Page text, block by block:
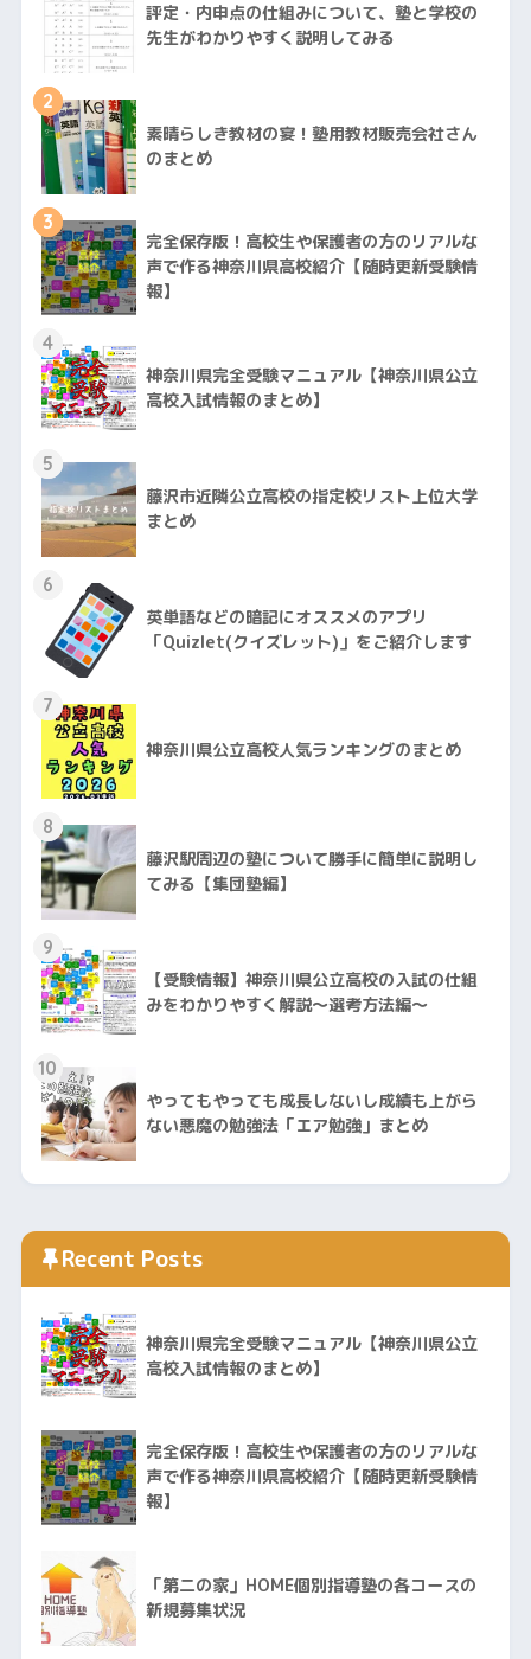
評定・内申点の仕組みについて、塾と学校の
先生がわかりやすく説明してみる
2
素晴らしき教材の宴！塾用教材販売会社さん
のまとめ
3
完全保存版！高校生や保護者の方のリアルな
声で作る神奈川県高校紹介【随時更新受験情
報】
4
神奈川県完全受験マニュアル【神奈川県公立
高校入試情報のまとめ】
5
藤沢市近隣公立高校の指定校リスト上位大学
まとめ
6
英単語などの暗記にオススメのアプリ
「Quizlet(クイズレット)」をご紹介します
7
神奈川県公立高校人気ランキングのまとめ
8
藤沢駅周辺の塾について勝手に簡単に説明し
てみる【集団塾編】
9
【受験情報】神奈川県公立高校の入試の仕組
みをわかりやすく解説〜選考方法編〜
10
やってもやっても成長しないし成績も上がら
ない悪魔の勉強法「エア勉強」まとめ
Recent Posts
神奈川県完全受験マニュアル【神奈川県公立
高校入試情報のまとめ】
完全保存版！高校生や保護者の方のリアルな
声で作る神奈川県高校紹介【随時更新受験情
報】
「第二の家」HOME個別指導塾の各コースの
新規募集状況